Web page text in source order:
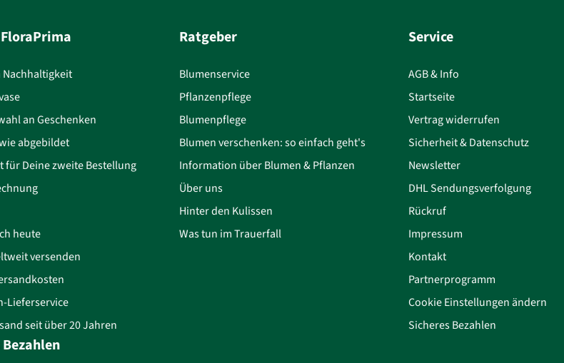
Nachhaltigkeit
an Geschenken
abgebildet
für Deine zweite Bestellung
heute
versenden
Lieferservice
seit über 20 Jahren
Ratgeber
Blumenservice
Pflanzenpflege
Blumenpflege
Blumen verschenken: so einfach geht's
Information über Blumen & Pflanzen
Über uns
Hinter den Kulissen
Was tun im Trauerfall
Service
AGB & Info
Startseite
Vertrag widerrufen
Sicherheit & Datenschutz
Newsletter
DHL Sendungsverfolgung
Rückruf
Impressum
Kontakt
Partnerprogramm
Cookie Einstellungen ändern
Sicheres Bezahlen